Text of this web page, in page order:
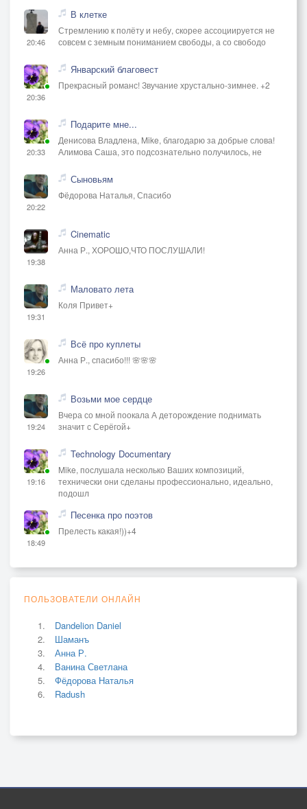
20:46
В клетке
Стремлению к полёту и небу, скорее ассоциируется не
совсем с земным пониманием свободы, а со свободо
20:36
Январский благовест
Прекрасный романс! Звучание хрустально-зимнее. +2
20:33
Подарите мне...
Денисова Владлена, Mike, благодарю за добрые слова!
Алимова Саша, это подсознательно получилось, не
20:22
Сыновьям
Фёдорова Наталья, Спасибо
19:38
Cinematic
Анна Р., ХОРОШО,ЧТО ПОСЛУШАЛИ!
19:31
Маловато лета
Коля Привет+
19:26
Всё про куплеты
Анна Р., спасибо!!! 🌸🌸🌸
19:24
Возьми мое сердце
Вчера со мной поокала А деторождение поднимать
значит с Серёгой+
19:16
Technology Documentary
Mike, послушала несколько Ваших композиций,
технически они сделаны профессионально, идеально,
подошл
18:49
Песенка про поэтов
Прелесть какая!))+4
ПОЛЬЗОВАТЕЛИ ОНЛАЙН
Dandelion Daniel
Шаманъ
Анна Р.
Ванина Светлана
Фёдорова Наталья
Radush